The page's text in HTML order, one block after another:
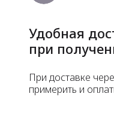
Удобная
при
При доставке
примерить и